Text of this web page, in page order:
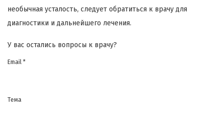
необычная усталость, следует обратиться к врачу для
диагностики и дальнейшего лечения.
У вас остались вопросы к врачу?
Email *
Тема